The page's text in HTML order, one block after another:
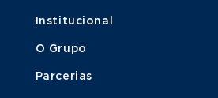
Institucional
O Grupo
Parcerias